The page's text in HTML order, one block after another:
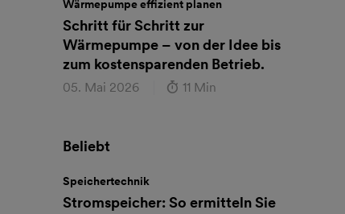
05. Mai 2026 11 Min
Wärmepumpe effizient planen
Schritt für Schritt zur
Wärmepumpe – von der Idee bis
zum kostensparenden Betrieb.
Beliebt
Speichertechnik
Stromspeicher: So ermitteln Sie